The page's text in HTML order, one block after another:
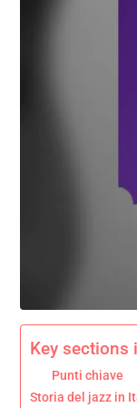
Key sections
Punti chiave
Storia del jazz in